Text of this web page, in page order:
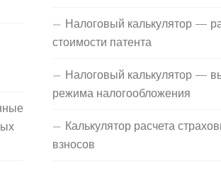
Налоговый калькулятор —
стоимости патента
Налоговый калькулятор —
режима налогообложения
Калькулятор расчета
взносов